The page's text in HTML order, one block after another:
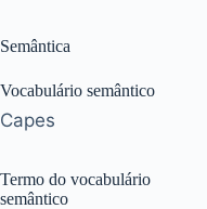
Semântica
Vocabulário semântico
Capes
Termo do vocabulário
semântico